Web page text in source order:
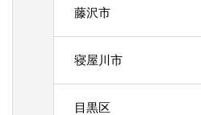
藤沢市
寝屋川市
目黒区